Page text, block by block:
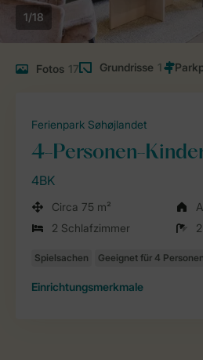
1/18
Fotos 17 Grundrisse 1
Ferienpark Søhøjlandet
4-Personen-
4BK
Circa 75 m²
2 Schlafzimmer
Einrichtungsmerkmale